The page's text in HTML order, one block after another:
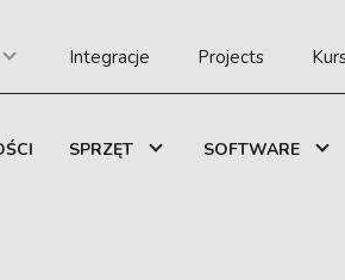
Integracje Projects
SPRZĘT SOFTWARE